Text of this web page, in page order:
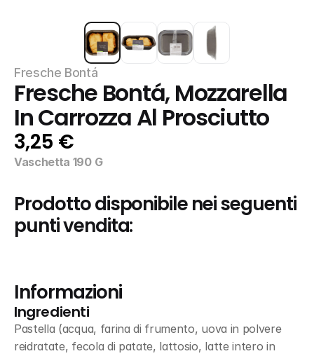
Fresche Bontá
Fresche Bontá, Mozzarella
In Carrozza Al Prosciutto
3,25 €
Vaschetta 190 G
Prodotto disponibile nei seguenti
punti vendita:
Informazioni
Ingredienti
Pastella (acqua, farina di frumento, uova in polvere
reidratate, fecola di patate, lattosio, latte intero in